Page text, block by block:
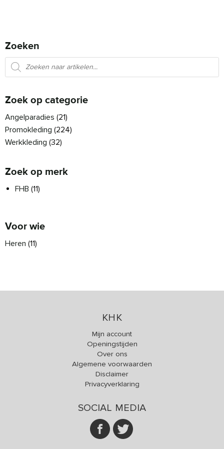
Zoeken
Producten zoeken
Zoek op categorie
Angelparadies (21)
Promokleding (224)
Werkkleding (32)
Zoek op merk
FHB (11)
Voor wie
Heren (11)
KHK
Mijn account
Openingstijden
Over ons
Algemene voorwaarden
Disclaimer
Privacyverklaring
SOCIAL MEDIA